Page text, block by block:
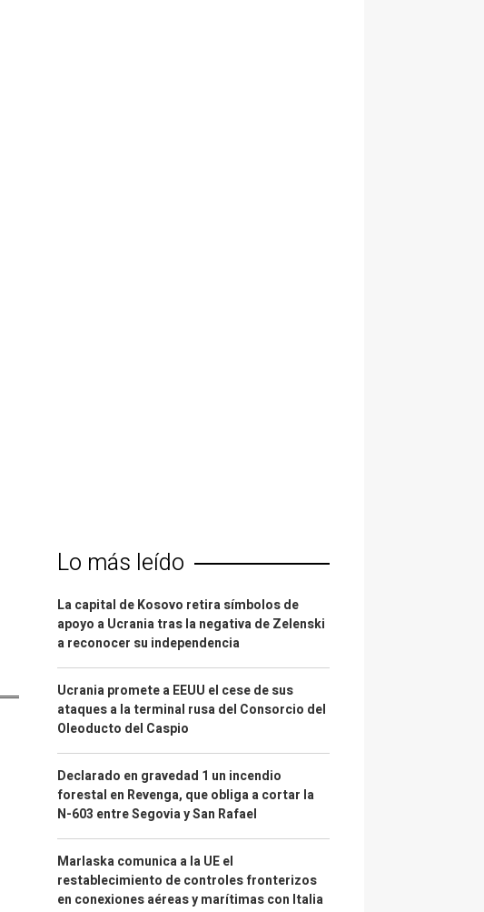
Lo más leído
La capital de Kosovo retira símbolos de
apoyo a Ucrania tras la negativa de Zelenski
a reconocer su independencia
Ucrania promete a EEUU el cese de sus
ataques a la terminal rusa del Consorcio del
Oleoducto del Caspio
Declarado en gravedad 1 un incendio
forestal en Revenga, que obliga a cortar la
N-603 entre Segovia y San Rafael
Marlaska comunica a la UE el
restablecimiento de controles fronterizos
en conexiones aéreas y marítimas con Italia